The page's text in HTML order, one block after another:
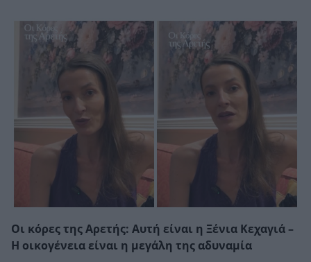
Οι κόρες της Αρετής: Αυτή είναι η Ξένια Κεχαγιά –
Η οικογένεια είναι η μεγάλη της αδυναμία